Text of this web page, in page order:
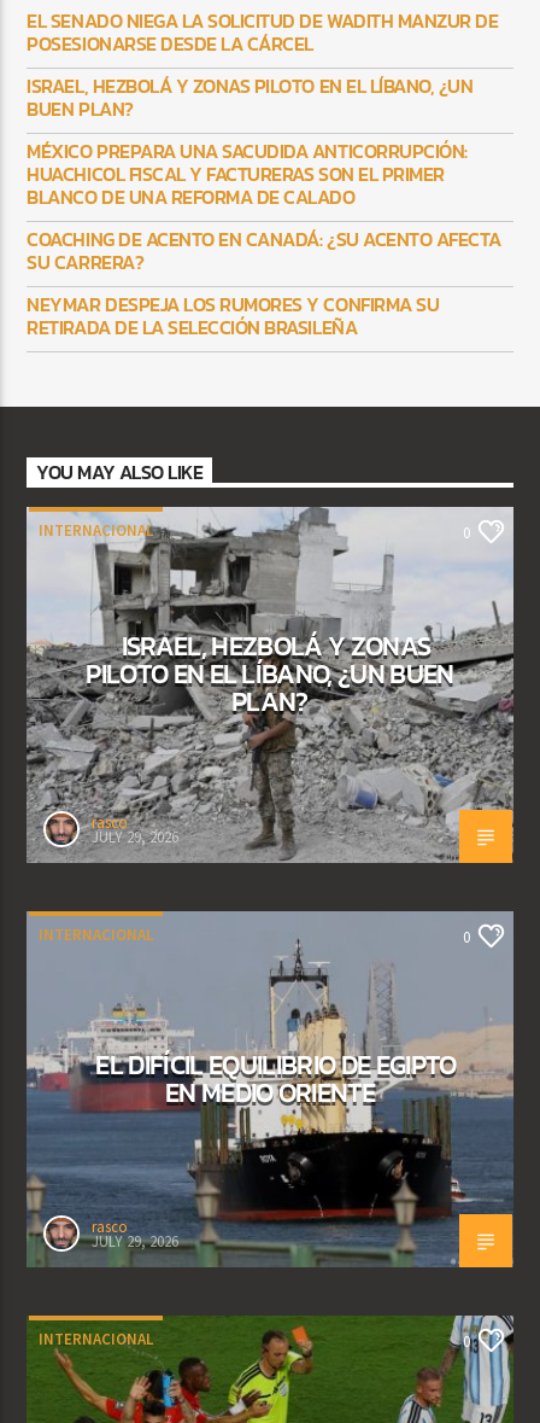
EL SENADO NIEGA LA SOLICITUD DE WADITH MANZUR DE
POSESIONARSE DESDE LA CÁRCEL
ISRAEL, HEZBOLÁ Y ZONAS PILOTO EN EL LÍBANO, ¿UN
BUEN PLAN?
MÉXICO PREPARA UNA SACUDIDA ANTICORRUPCIÓN:
HUACHICOL FISCAL Y FACTURERAS SON EL PRIMER
BLANCO DE UNA REFORMA DE CALADO
COACHING DE ACENTO EN CANADÁ: ¿SU ACENTO AFECTA
SU CARRERA?
NEYMAR DESPEJA LOS RUMORES Y CONFIRMA SU
RETIRADA DE LA SELECCIÓN BRASILEÑA
YOU MAY ALSO LIKE
INTERNACIONAL 0
ISRAEL, HEZBOLÁ Y ZONAS
PILOTO EN EL LÍBANO, ¿UN BUEN
PLAN?
rasco
JULY 29, 2026
INTERNACIONAL 0
EL DIFÍCIL EQUILIBRIO DE EGIPTO
EN MEDIO ORIENTE
rasco
JULY 29, 2026
INTERNACIONAL 0